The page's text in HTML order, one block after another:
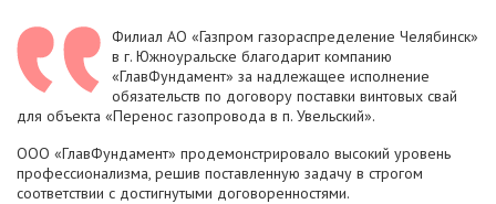
Филиал АО «Газпром газораспределение Челябинск»
в г. Южноуральске благодарит компанию
«ГлавФундамент» за надлежащее исполнение
обязательств по договору поставки винтовых свай
для объекта «Перенос газопровода в п. Увельский».
ООО «ГлавФундамент» продемонстрировало высокий уровень
профессионализма, решив поставленную задачу в строгом
соответствии с достигнутыми договоренностями.